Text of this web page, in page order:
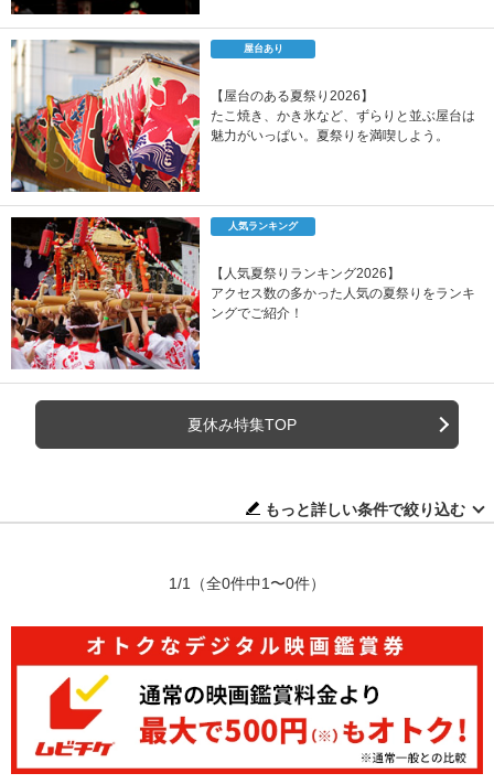
屋台あり
【屋台のある夏祭り2026】
たこ焼き、かき氷など、ずらりと並ぶ屋台は
魅力がいっぱい。夏祭りを満喫しよう。
人気ランキング
【人気夏祭りランキング2026】
アクセス数の多かった人気の夏祭りをランキ
ングでご紹介！
夏休み特集TOP
もっと詳しい条件で絞り込む
1/1 （全0件中1〜0件）